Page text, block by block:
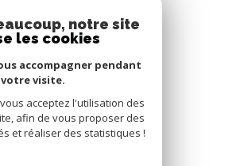
notre site
les cookies
accompagner pendant
votre visite.
acceptez l'utilisation des
afin de vous proposer des
et réaliser des statistiques !